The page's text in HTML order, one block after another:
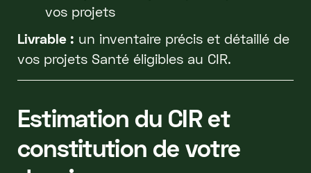
vos projets
Livrable : un inventaire précis et détaillé de
vos projets Santé éligibles au CIR.
Estimation du CIR et
constitution de votre